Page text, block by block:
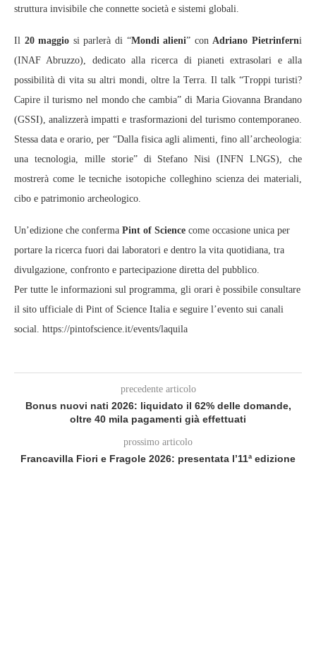
struttura invisibile che connette società e sistemi globali.
Il 20 maggio si parlerà di “Mondi alieni” conAdriano Pietrinferni
(INAF Abruzzo), dedicato alla ricerca di pianeti extrasolari e alla
possibilità di vita su altri mondi, oltre la Terra. Il talk “Troppi turisti?
Capire il turismo nel mondo che cambia” di Maria Giovanna Brandano
(GSSI), analizzerà impatti e trasformazioni del turismo contemporaneo.
Stessa data e orario, per “Dalla fisica agli alimenti, fino all’archeologia:
una tecnologia, mille storie” di Stefano Nisi (INFN LNGS), che
mostrerà come le tecniche isotopiche colleghino scienza dei materiali,
cibo e patrimonio archeologico.
Un’edizione che conferma Pint of Science come occasione unica per
portare la ricerca fuori dai laboratori e dentro la vita quotidiana, tra
divulgazione, confronto e partecipazione diretta del pubblico.
Per tutte le informazioni sul programma, gli orari è possibile consultare
il sito ufficiale di Pint of Science Italia e seguire l’evento sui canali
social. https://pintofscience.it/events/laquila
precedente articolo
Bonus nuovi nati 2026: liquidato il 62% delle domande,
oltre 40 mila pagamenti già effettuati
prossimo articolo
Francavilla Fiori e Fragole 2026: presentata l’11ª edizione